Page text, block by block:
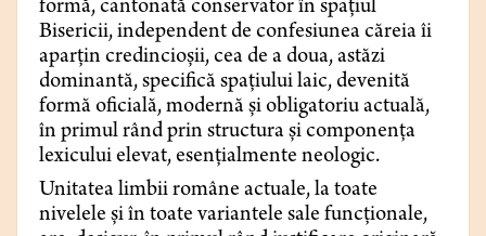
formă, cantonată conservator în spațiul
Bisericii, independent de confesiunea căreia îi
aparțin credincioșii, cea de a doua, astăzi
dominantă, specifică spațiului laic, devenită
formă oficială, modernă și obligatoriu actuală,
în primul rând prin structura și componența
lexicului elevat, esențialmente neologic.
Unitatea limbii române actuale, la toate
nivelele și în toate variantele sale funcționale,